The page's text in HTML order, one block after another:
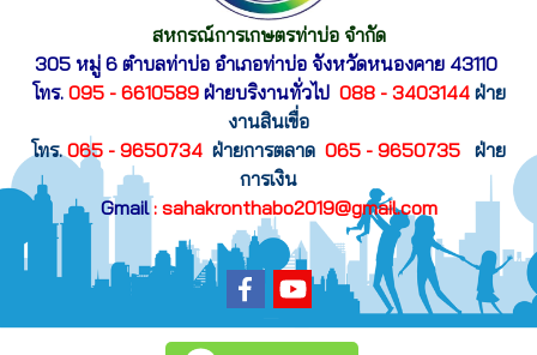
สหกรณ์การเกษตรท่าบ่อ จำกัด
305 หมู่ 6 ตำบลท่าบ่อ อำเภอท่าบ่อ จังหวัดหนองคาย 43110
โทร. 095 - 6610589 ฝ่ายบริงานทั่วไป 088 - 3403144 ฝ่าย
งานสินเขื่อ
โทร.065 - 9650734 ฝ่ายการตลาด 065 - 9650735 ฝ่าย
การเงิน
Gmail: sahakronthabo2019@gmail.com